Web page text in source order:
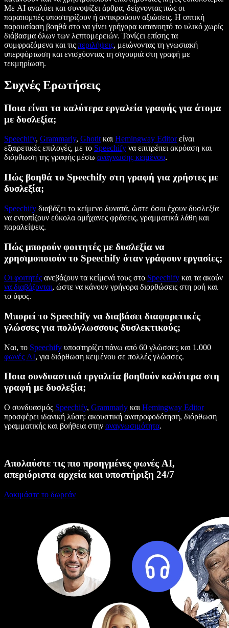
Με AI αναλύει και συνοψίζει άρθρα, δείχνοντας πώς οι
παραπομπές υποστηρίζουν ή αντικρούουν αξιώσεις. Η οπτική
παρουσίαση βοηθά στο να γίνει γρήγορα κατανοητό το υλικό χωρίς
διάβασμα όλων των λεπτομερειών. Τονίζει επίσης τα
συμφραζόμενα και τις περιλήψεις, μειώνοντας τη γνωσιακή
υπερφόρτωση και ενισχύοντας τη σιγουριά στη γραφή με
τεκμηρίωση.
Συχνές Ερωτήσεις
Ποια είναι τα καλύτερα εργαλεία γραφής για άτομα
με δυσλεξία;
Speechify, Grammarly, Ghotit και Hemingway Editorείναι
εξαιρετικές επιλογές, με το Speechify να επιτρέπει ακρόαση και
διόρθωση της γραφής μέσω ανάγνωσης κειμένου.
Πώς βοηθά το Speechify στη γραφή για χρήστες με
δυσλεξία;
Speechify διαβάζει το κείμενο δυνατά, ώστε όσοι έχουν δυσλεξία
να εντοπίζουν εύκολα αμήχανες φράσεις, γραμματικά λάθη και
παραλείψεις.
Πώς μπορούν φοιτητές με δυσλεξία να
χρησιμοποιούν το Speechify όταν γράφουν εργασίες;
Οι φοιτητές ανεβάζουν τα κείμενά τους στο Speechify και τα ακούν
να διαβάζονται, ώστε να κάνουν γρήγορα διορθώσεις στη ροή και
το ύφος.
Μπορεί το Speechify να διαβάσει διαφορετικές
γλώσσες για πολύγλωσσους δυσλεκτικούς;
Ναι, το Speechify υποστηρίζει πάνω από 60 γλώσσες και 1.000
φωνές AI, για διόρθωση κειμένου σε πολλές γλώσσες.
Ποια συνδυαστικά εργαλεία βοηθούν καλύτερα στη
γραφή με δυσλεξία;
Ο συνδυασμός Speechify, Grammarly και Hemingway Editor
προσφέρει ιδανική λύση: ακουστική ανατροφοδότηση, διόρθωση
γραμματικής και βοήθεια στην αναγνωσιμότητα.
Απολαύστε τις πιο προηγμένες φωνές AI,
απεριόριστα αρχεία και υποστήριξη 24/7
Δοκιμάστε το δωρεάν